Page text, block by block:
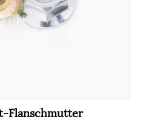
Flanschmutter